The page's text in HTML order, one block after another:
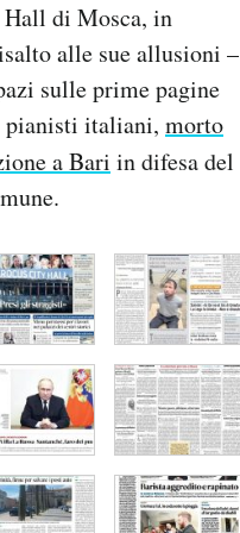
di Mosca, in
alle sue allusioni –
sulle prime pagine
pianisti italiani, morto
a Bari in difesa del